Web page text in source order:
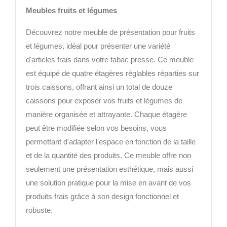
Meubles fruits et légumes
Découvrez notre meuble de présentation pour fruits
et légumes, idéal pour présenter une variété
d'articles frais dans votre tabac presse. Ce meuble
est équipé de quatre étagères réglables réparties sur
trois caissons, offrant ainsi un total de douze
caissons pour exposer vos fruits et légumes de
manière organisée et attrayante. Chaque étagère
peut être modifiée selon vos besoins, vous
permettant d'adapter l'espace en fonction de la taille
et de la quantité des produits. Ce meuble offre non
seulement une présentation esthétique, mais aussi
une solution pratique pour la mise en avant de vos
produits frais grâce à son design fonctionnel et
robuste.